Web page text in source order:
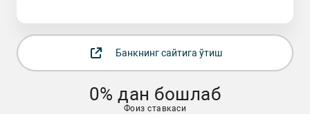
Банкнинг сайтига ўтиш
0% дан бошлаб
Фоиз ставкаси